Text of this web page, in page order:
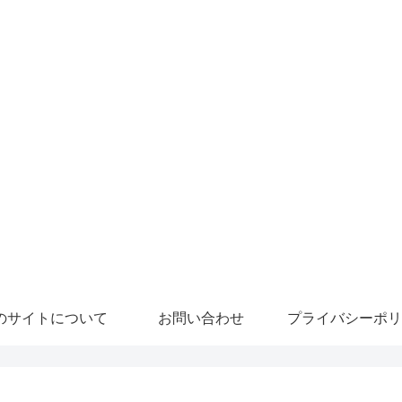
サイトについて お問い合わせ プライバシーポ